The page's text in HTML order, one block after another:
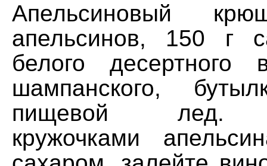
Апельсиновый
апельсинов, 150 г
белого десертного
шампанского,
пищевой лед.
кружочками